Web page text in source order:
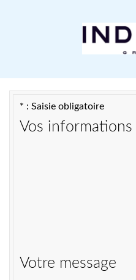
* : Saisie obligatoire
Vos informations
Votre message